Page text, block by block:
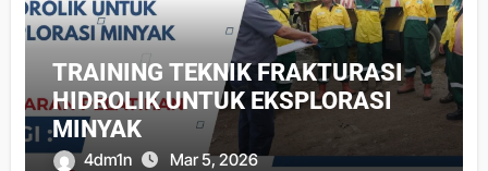
TRAINING TEKNIK FRAKTURASI
HIDROLIK UNTUK EKSPLORASI
MINYAK
4dm1n Mar 5, 2026